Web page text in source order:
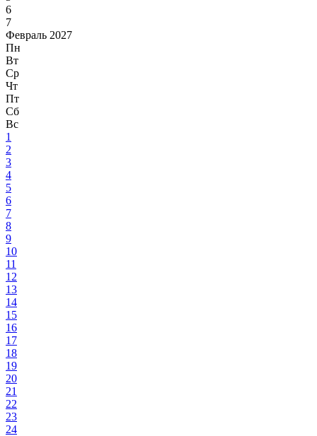
6
7
Февраль 2027
Пн
Вт
Ср
Чт
Пт
Сб
Вс
1
2
3
4
5
6
7
8
9
10
11
12
13
14
15
16
17
18
19
20
21
22
23
24